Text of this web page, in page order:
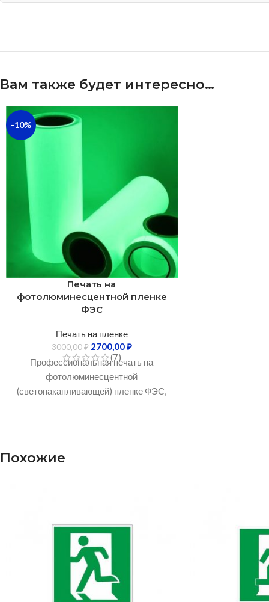
Вам также будет интересно…
-10%
Печать на
фотолюминесцентной пленке
ФЭС
Печать на пленке
3000,00₽ 2700,00₽
(7)
Профессиональная печать на
фотолюминесцентной
(светонакапливающей) пленке ФЭС,
Идеально подходит для:
Главные преимущества:
Соответствие ГОСТ:
длительное и яркое автономное
свечение в темноте при аварийном
отключении электричества или
Похожие